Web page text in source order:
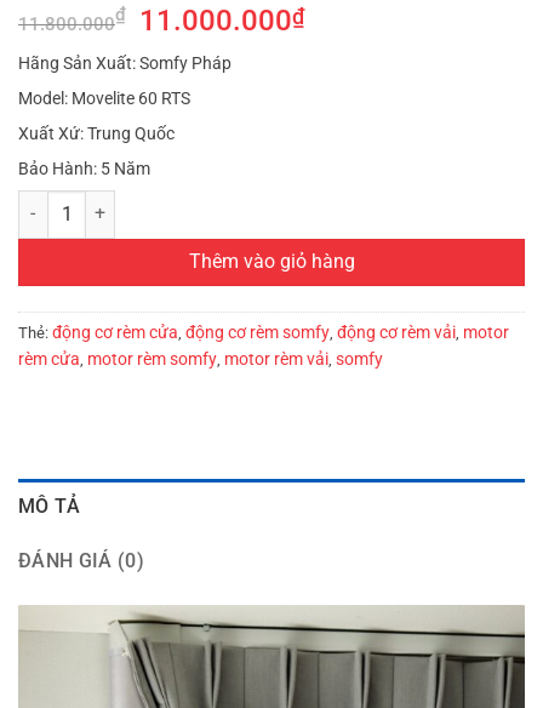
11.800.000₫
Giá
gốc
là:
11.800.000₫.
11.000.000₫Giá
Hãng Sản Xuất: Somfy Pháp
Model: Movelite 60 RTS
Xuất Xứ: Trung Quốc
Bảo Hành: 5 Năm
Động Cơ Rèm Vải Thông Tầng Somfy Movelite 60RTS số lượng
Thêm vào giỏ hàng
Thẻ: động cơ rèm cửa động cơ rèm somfy động cơ rèm vải motor
rèm cửa motor rèm somfy motor rèm vải somfy
MÔ TẢ
ĐÁNH GIÁ (0)